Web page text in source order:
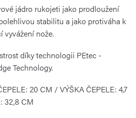
jádro rukojeti jako prodloužení
stabilitu a jako protiváha k
vyvážení nože.
díky technologii PEtec -
Technology.
20 CM / VÝŠKA ČEPELE: 4,7
32,8 CM